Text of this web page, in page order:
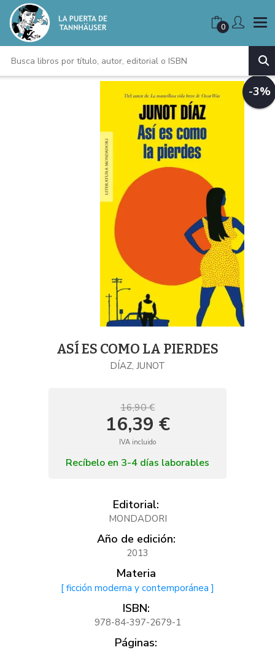
0
-3%
ASÍ ES COMO LA PIERDES
DÍAZ, JUNOT
16,90 €
16,39 €
IVA incluido
Recíbelo en 3-4 días laborables
Editorial:
MONDADORI
Año de edición:
2013
Materia
[ ficción moderna y contemporánea ]
ISBN:
978-84-397-2679-1
Páginas: